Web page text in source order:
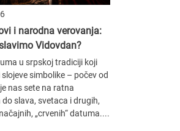
i narodna verovanja:
Vidovdan?
u srpskoj tradiciji koji
slojeve simbolike – počev od
nas sete na ratna
slava, svetaca i drugih,
„crvenih“ datuma....